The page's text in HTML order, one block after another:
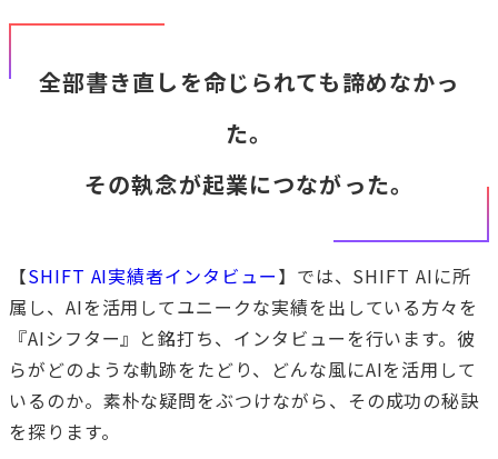
全部書き直しを命じられても諦めなかっ
た。
その執念が起業につながった。
【SHIFT AI実績者インタビュー】では、SHIFT AIに所
属し、AIを活用してユニークな実績を出している方々を
『AIシフター』と銘打ち、インタビューを行います。彼
らがどのような軌跡をたどり、どんな風にAIを活用して
いるのか。素朴な疑問をぶつけながら、その成功の秘訣
を探ります。